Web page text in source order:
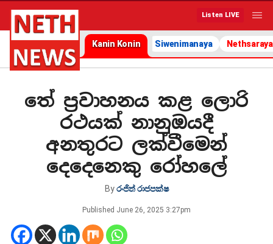
Listen LIVE
Kanin Konin Siwenimanaya Nethsaraya
තේ ප්‍රවාහනය කළ ලොරි
රථයක් නානුඔයදී
අනතුරට ලක්වීමෙන්
දෙදෙනෙකු රෝහලේ
Byරංජිත් රාජපක්ෂ
Published June 26, 2025 3:27pm